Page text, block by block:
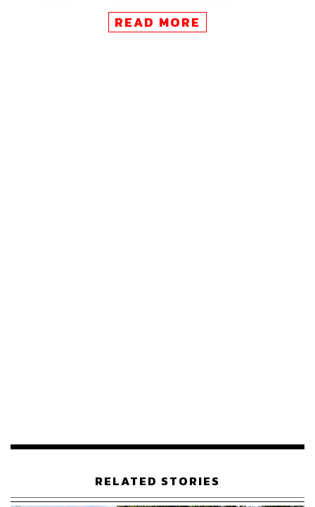
THE STANDARD TEAM
READ MORE
RELATED STORIES